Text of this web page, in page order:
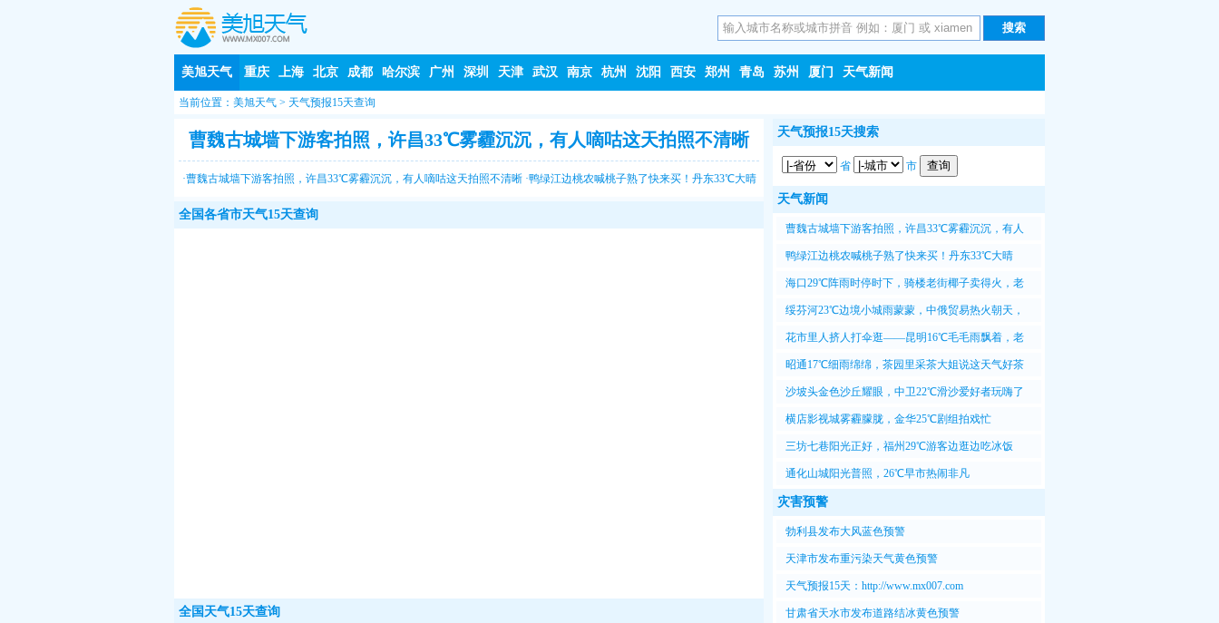
美旭天气 重庆 上海 北京 成都 哈尔滨 广州 深圳 天津 武汉 南京 杭州 沈阳 西安 郑州 青岛 苏州 厦门 天气新闻
当前位置： 美旭天气 > 天气预报15天查询
曹魏古城墙下游客拍照，许昌33℃雾霾沉沉，有人嘀咕这天拍照不清晰
·曹魏古城墙下游客拍照，许昌33℃雾霾沉沉，有人嘀咕这天拍照不清晰·鸭绿江边桃农喊桃子熟了快来买！丹东33℃大晴
天，游客边吃边拍照
全国各省市天气15天查询
全国天气15天查询
天气预报15天搜索
省 市
天气新闻
曹魏古城墙下游客拍照，许昌33℃雾霾沉沉，有人
嘀咕这天拍照不清晰
鸭绿江边桃农喊桃子熟了快来买！丹东33℃大晴
天，游客边吃边拍照
海口29℃阵雨时停时下，骑楼老街椰子卖得火，老
板说今天能卖两百个
绥芬河23℃边境小城雨蒙蒙，中俄贸易热火朝天，
货车上装卸工人忙得团团转
花市里人挤人打伞逛——昆明16℃毛毛雨飘着，老
板喊便宜了快来买
昭通17℃细雨绵绵，茶园里采茶大姐说这天气好茶
叶嫩，今天能卖好价钱
沙坡头金色沙丘耀眼，中卫22℃滑沙爱好者玩嗨了
横店影视城雾霾朦胧，金华25℃剧组拍戏忙
三坊七巷阳光正好，福州29℃游客边逛边吃冰饭
通化山城阳光普照，26℃早市热闹非凡
灾害预警
勃利县发布大风蓝色预警
天津市发布重污染天气黄色预警
天气预报15天：http://www.mx007.com
甘肃省天水市发布道路结冰黄色预警